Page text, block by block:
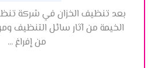
بعد تنظيف الخزان في شركة
الخيمة من آثار سائل التنظيف
من إفراغ ...